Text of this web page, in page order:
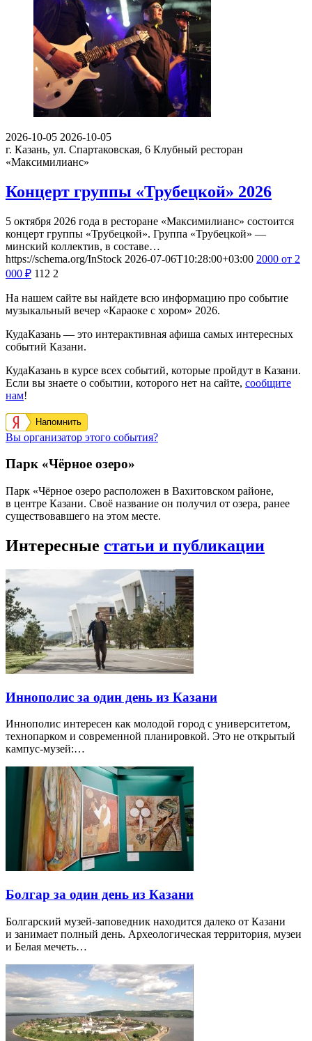
2026-10-05 2026-10-05
г. Казань, ул. Спартаковская, 6 Клубный ресторан
«Максимилианс»
Концерт группы «Трубецкой» 2026
5 октября 2026 года в ресторане «Максимилианс» состоится
концерт группы «Трубецкой». Группа «Трубецкой» —
минский коллектив, в составе…
https://schema.org/InStock 2026-07-06T10:28:00+03:00 2000 от 2
000 ₽ 112 2
На нашем сайте вы найдете всю информацию про событие
музыкальный вечер «Караоке с хором» 2026.
КудаКазань — это интерактивная афиша самых интересных
событий Казани.
КудаКазань в курсе всех событий, которые пройдут в Казани.
Если вы знаете о событии, которого нет на сайте, сообщите
нам!
Напомнить
Вы организатор этого события?
Парк «Чёрное озеро»
Парк «Чёрное озеро расположен в Вахитовском районе,
в центре Казани. Своё название он получил от озера, ранее
существовавшего на этом месте.
Интересные статьи и публикации
Иннополис за один день из Казани
Иннополис интересен как молодой город с университетом,
технопарком и современной планировкой. Это не открытый
кампус-музей:…
Болгар за один день из Казани
Болгарский музей-заповедник находится далеко от Казани
и занимает полный день. Археологическая территория, музеи
и Белая мечеть…